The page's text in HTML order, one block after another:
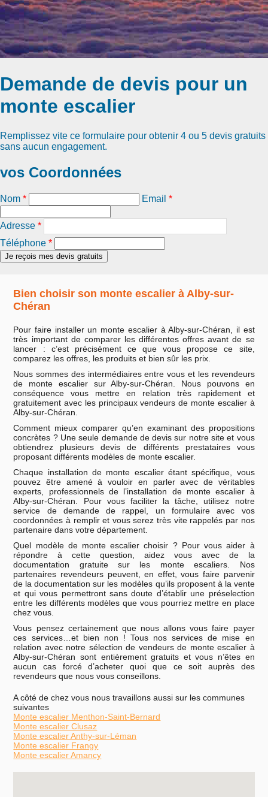
Demande de devis pour un
monte escalier
Remplissez vite ce formulaire pour obtenir 4 ou 5 devis gratuits
sans aucun engagement.
vos Coordonnées
Nom * Email *
Adresse *
Téléphone *
Bien choisir son monte escalier à Alby-sur-
Chéran
Pour faire installer un monte escalier à Alby-sur-Chéran, il est
très important de comparer les différentes offres avant de se
lancer : c’est précisément ce que vous propose ce site,
comparez les offres, les produits et bien sûr les prix.
Nous sommes des intermédiaires entre vous et les revendeurs
de monte escalier sur Alby-sur-Chéran. Nous pouvons en
conséquence vous mettre en relation très rapidement et
gratuitement avec les principaux vendeurs de monte escalier à
Alby-sur-Chéran.
Comment mieux comparer qu’en examinant des propositions
concrètes ? Une seule demande de devis sur notre site et vous
obtiendrez plusieurs devis de différents prestataires vous
proposant différents modèles de monte escalier.
Chaque installation de monte escalier étant spécifique, vous
pouvez être amené à vouloir en parler avec de véritables
experts, professionnels de l’installation de monte escalier à
Alby-sur-Chéran. Pour vous faciliter la tâche, utilisez notre
service de demande de rappel, un formulaire avec vos
coordonnées à remplir et vous serez très vite rappelés par nos
partenaire dans votre département.
Quel modèle de monte escalier choisir ? Pour vous aider à
répondre à cette question, aidez vous avec de la
documentation gratuite sur les monte escaliers. Nos
partenaires revendeurs peuvent, en effet, vous faire parvenir
de la documentation sur les modèles qu’ils proposent à la vente
et qui vous permettront sans doute d’établir une préselection
entre les différents modèles que vous pourriez mettre en place
chez vous.
Vous pensez certainement que nous allons vous faire payer
ces services…et bien non ! Tous nos services de mise en
relation avec notre sélection de vendeurs de monte escalier à
Alby-sur-Chéran sont entièrement gratuits et vous n’êtes en
aucun cas forcé d’acheter quoi que ce soit auprès des
revendeurs que nous vous conseillons.
A côté de chez vous nous travaillons aussi sur les communes
suivantes
Monte escalier Menthon-Saint-Bernard
Monte escalier Clusaz
Monte escalier Anthy-sur-Léman
Monte escalier Frangy
Monte escalier Amancy